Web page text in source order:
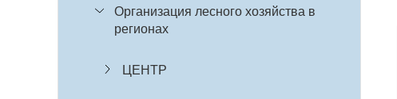
Организация лесного хозяйства в
регионах
ЦЕНТР